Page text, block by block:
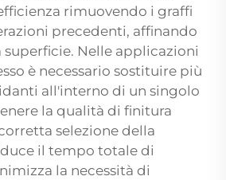
rimuovendo i graffi
precedenti, affinando
Nelle applicazioni
è necessario sostituire più
all'interno di un singolo
la qualità di finitura
selezione della
il tempo totale di
la necessità di